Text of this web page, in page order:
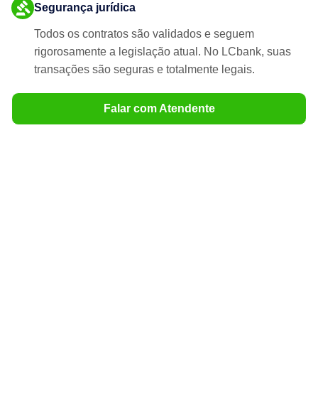
Falar com Atendente
Segurança jurídica
Todos os contratos são validados e seguem
rigorosamente a legislação atual. No LCbank, suas
transações são seguras e totalmente legais.